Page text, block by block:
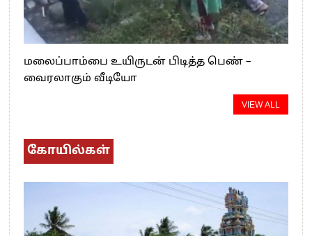
மலைப்பாம்பை உயிருடன் பிடித்த பெண் –
வைரலாகும் வீடியோ
VIEW ALL
கோயில்கள்